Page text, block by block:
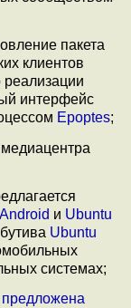
пакета
клиентов
реализации
интерфейс
Epoptes;
и Ubuntu
Ubuntu
системах;
предложена